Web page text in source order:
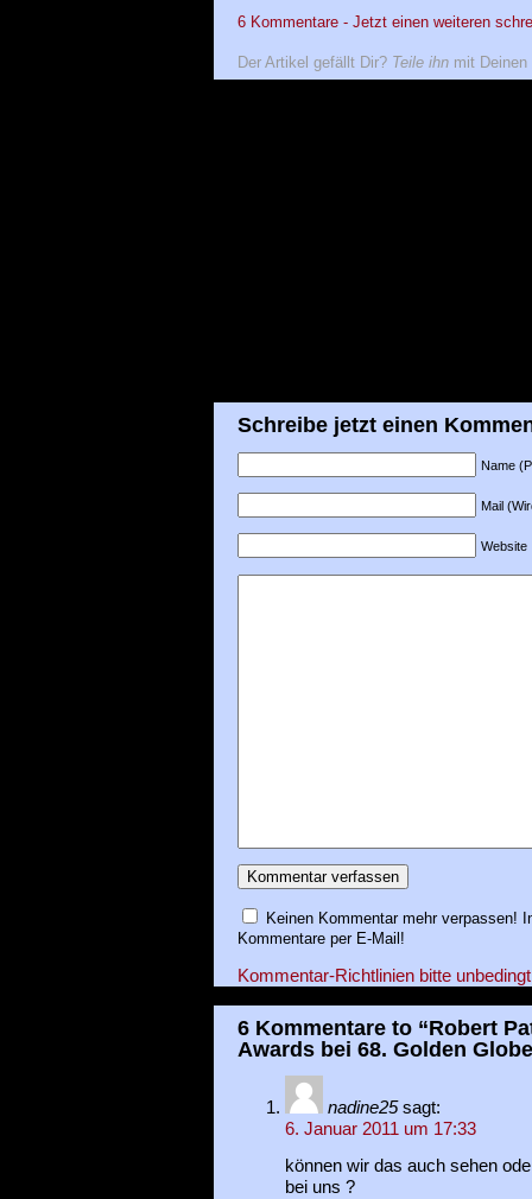
6 Kommentare - Jetzt einen weiteren
Der Artikel gefällt Dir? Teile ihnmit Deinen
Schreibe jetzt einen
Name
Mail
Website
Keinen Kommentar mehr verpassen!
Kommentare per E-Mail!
Kommentar-Richtlinien bitte
6 Kommentare to “Robert
Awards bei 68. Golden
nadine25 sagt:
6. Januar 2011 um 17:33
können wir das auch sehen
bei uns ?